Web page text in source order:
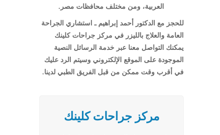
العربية، ومن مختلف محافظات مصر.
للحجز مع الدكتور أحمد إبراهيم ـ استشاري الجراحة
العامة والعلاج بالليزر في مركز جراحات كلينك
يمكنك التواصل معنا عبر خدمة الرسائل النصية
الموجودة على الموقع الإلكتروني وسيتم الرد عليك
في أقرب وقت ممكن من قبل الفريق الطبي لدينا.
مركز جراحات كلينك